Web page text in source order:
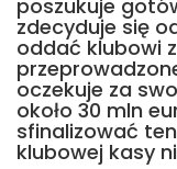
poszukuje
zdecyduje się
oddać klubowi
oczekuje za
około 30 mln
sfinalizować
klubowej kasy